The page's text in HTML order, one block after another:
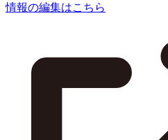
情報の編集はこちら